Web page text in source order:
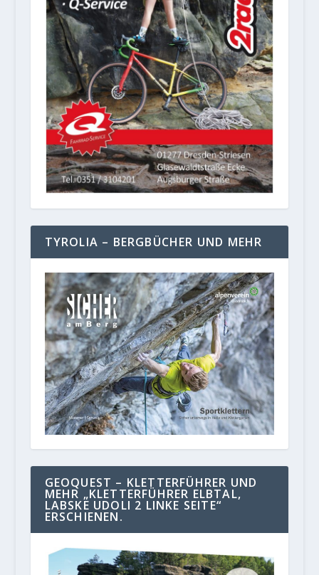
TYROLIA – BERGBÜCHER UND MEHR
GEOQUEST – KLETTERFÜHRER UND
MEHR „KLETTERFÜHRER ELBTAL,
LABSKE UDOLI 2 LINKE SEITE“
ERSCHIENEN.